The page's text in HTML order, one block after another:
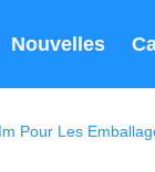
Nouvelles
Pour Les